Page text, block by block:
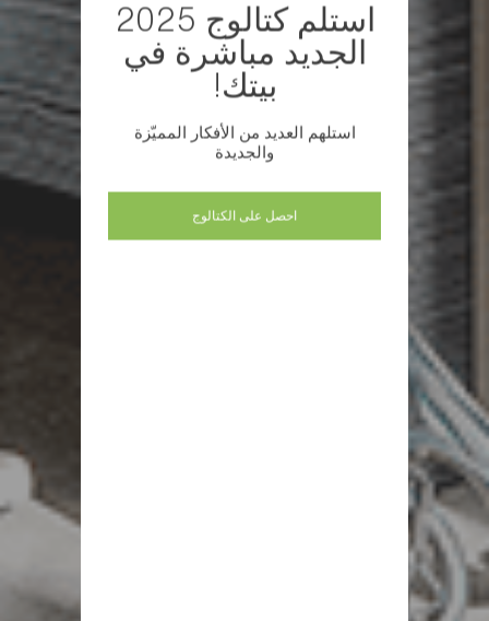
استلم كتالوج 2025
الجديد مباشرة في
بيتك!
استلهم العديد من الأفكار المميّزة
والجديدة
احصل على الكتالوج